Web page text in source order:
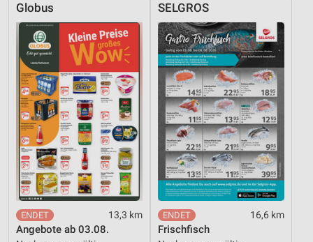
Globus
13,3 km
Angebote ab 03.08.
SELGROS
16,6 km
Frischfisch